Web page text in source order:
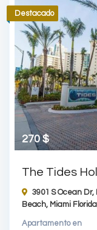
270 $
Destacado
The Tides
3901 S Ocean Dr,
Beach, Miami Florida
Apartamentoen